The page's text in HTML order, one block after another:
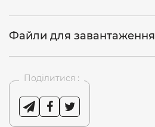
Файли для завантаження
Поділитися :